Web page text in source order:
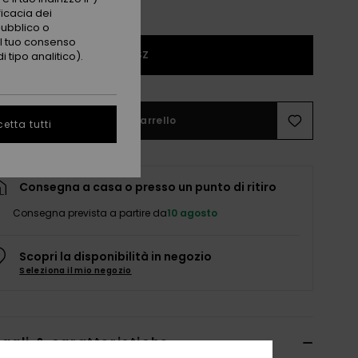
1SZ
Aggiungi al carrello
Consegna a casa o presso un punto di ritiro
Consegna prevista a partire da10 agosto
Scopri la disponibilità in negozio
Seleziona il mio negozio
& caratteristiche
dei
o
tuo consenso
tipo analitico).
tutti